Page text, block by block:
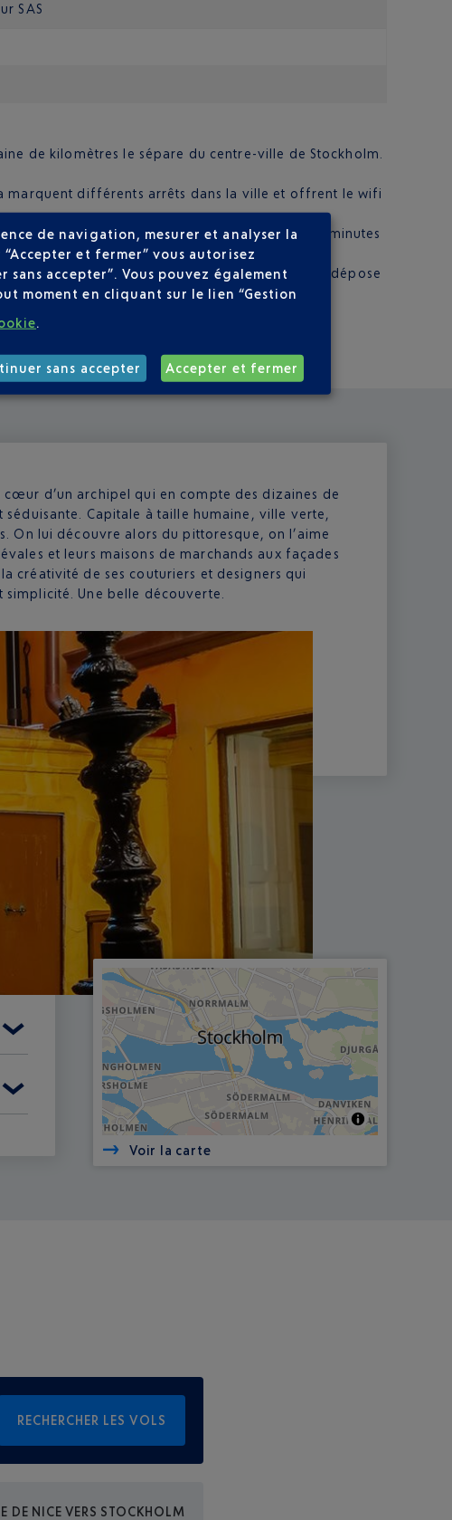
SAS
de kilomètres le sépare du centre-ville de Stockholm.
marquent différents arrêts dans la ville et offrent le wifi
10, 15 minutes pour rejoindre la capitale en 20 minutes
d’euros. Mais plus confortable puisqu’il vous dépose
d’un archipel qui en compte des dizaines de
Capitale à taille humaine, ville verte,
On lui découvre alors du pittoresque, on l’aime
et leurs maisons de marchands aux façades
créativité de ses couturiers et designers qui
Une belle découverte.
Voir la carte
RECHERCHER LES VOLS
DE NICE VERS STOCKHOLM
de navigation, mesurer et analyser la
et fermer” vous autorisez
accepter”. Vous pouvez également
moment en cliquant sur le lien “Gestion
sans accepter Accepter et fermer